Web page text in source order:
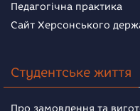
Педагогічна практика
Сайт Херсонського
Студентське життя